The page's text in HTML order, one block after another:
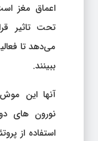
تحت تاثیر
می‌دهد تا
ببینند.
آنها این
نورون های
استفاده از